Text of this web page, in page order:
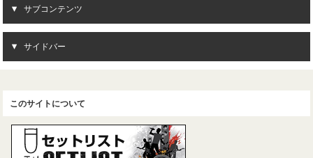
サブコンテンツ
サイドバー
このサイトについて